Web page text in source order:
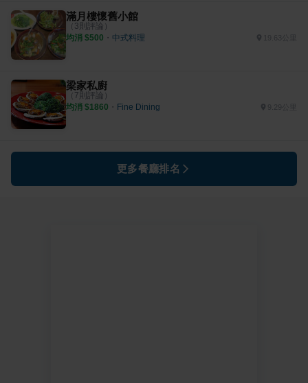
滿月樓懷舊小館
（ 3則評論）
均消 $500 ・ 中式料理
梁家私廚
（ 7則評論）
均消 $1860 ・ Fine Dining
更多餐廳排名